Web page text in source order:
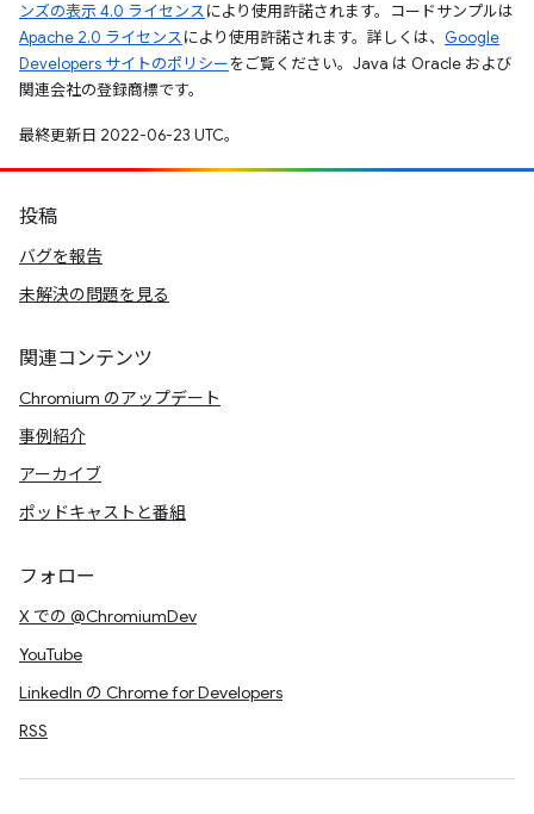
ンズの表示 4.0 ライセンスにより使用許諾されます。コードサンプルは
Apache 2.0 ライセンスにより使用許諾されます。詳しくは、 Google
Developers サイトのポリシーをご覧ください。Java は Oracle および
関連会社の登録商標です。
最終更新日 2022-06-23 UTC。
投稿
バグを報告
未解決の問題を見る
関連コンテンツ
Chromium のアップデート
事例紹介
アーカイブ
ポッドキャストと番組
フォロー
X での @ChromiumDev
YouTube
LinkedIn の Chrome for Developers
RSS